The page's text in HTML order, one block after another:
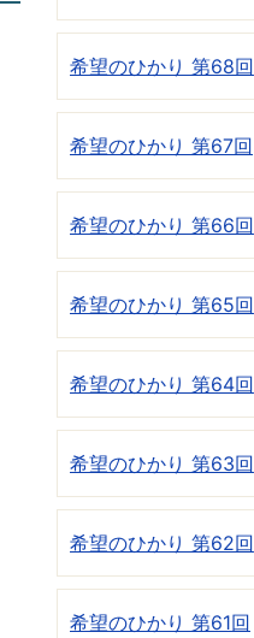
希望のひかり 第68回
希望のひかり 第67回
希望のひかり 第66回
希望のひかり 第65回
希望のひかり 第64回
希望のひかり 第63回
希望のひかり 第62回
希望のひかり 第61回